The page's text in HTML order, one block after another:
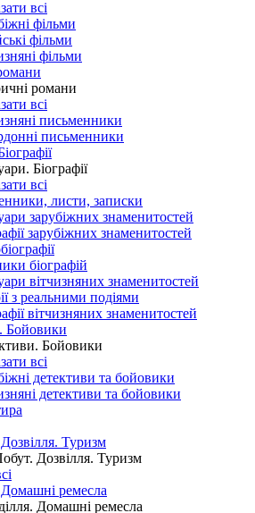
всі
фільми
фільми
фільми
романи
всі
письменники
письменники
Біографії
всі
листи, записки
зарубіжних знаменитостей
зарубіжних знаменитостей
біографій
вітчизняних знаменитостей
з реальними подіями
вітчизняних знаменитостей
Бойовики
Бойовики
всі
детективи та бойовики
детективи та бойовики
Туризм
Дозвілля. Туризм
Домашні ремесла
Домашні ремесла